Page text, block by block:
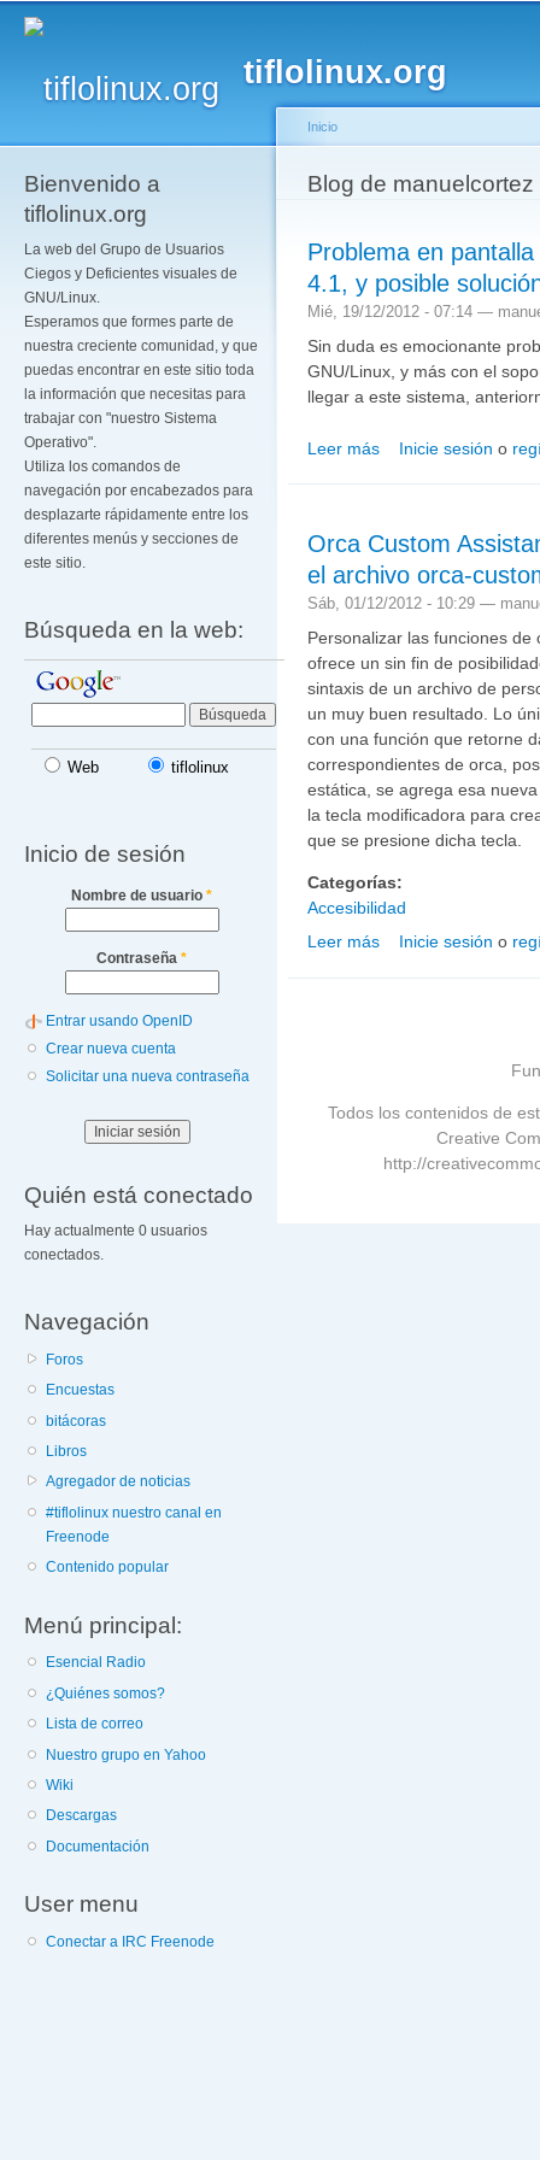
tiflolinux.org
Bienvenido a
tiflolinux.org
La web del Grupo de Usuarios
Ciegos y Deficientes visuales de
GNU/Linux.
Esperamos que formes parte de
nuestra creciente comunidad, y que
puedas encontrar en este sitio toda
la información que necesitas para
trabajar con "nuestro Sistema
Operativo".
Utiliza los comandos de
navegación por encabezados para
desplazarte rápidamente entre los
diferentes menús y secciones de
este sitio.
Búsqueda en la web:
Web tiflolinux
Inicio de sesión
Nombre de usuario *
Contraseña *
Entrar usando OpenID
Crear nueva cuenta
Solicitar una nueva contraseña
Quién está conectado
Hay actualmente 0 usuarios
conectados.
Navegación
Foros
Encuestas
bitácoras
Libros
Agregador de noticias
#tiflolinux nuestro canal en
Freenode
Contenido popular
Menú principal:
Esencial Radio
¿Quiénes somos?
Lista de correo
Nuestro grupo en Yahoo
Wiki
Descargas
Documentación
User menu
Conectar a IRC Freenode
Se encuentra usted
Inicio
Blog de manuelcortez
Problema en
4.1, y posible
Mié, 19/12/2012 - 07:14 —
Sin duda es emocionante
GNU/Linux, y más con el
llegar a este sistema,
Leer más sobre Problema en
Inicie sesión o
Orca Custom
el archivo orca-
Sáb, 01/12/2012 - 10:29 —
Personalizar las funciones
ofrece un sin fin de
sintaxis de un archivo de
un muy buen resultado. Lo
con una función que retorne
correspondientes de orca,
estática, se agrega esa
la tecla modificadora para
que se presione dicha tecla.
Categorías:
Accesibilidad
Leer más sobre Orca Custom
Inicie sesión o
Todos los contenidos de
Creative
http://